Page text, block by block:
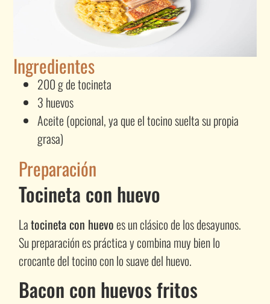
Ingredientes
200 g de tocineta
3 huevos
Aceite (opcional, ya que el tocino suelta su propia
grasa)
Preparación
Tocineta con huevo
Latocineta con huevo es un clásico de los desayunos.
Su preparación es práctica y combina muy bien lo
crocante del tocino con lo suave del huevo.
Bacon con huevos fritos